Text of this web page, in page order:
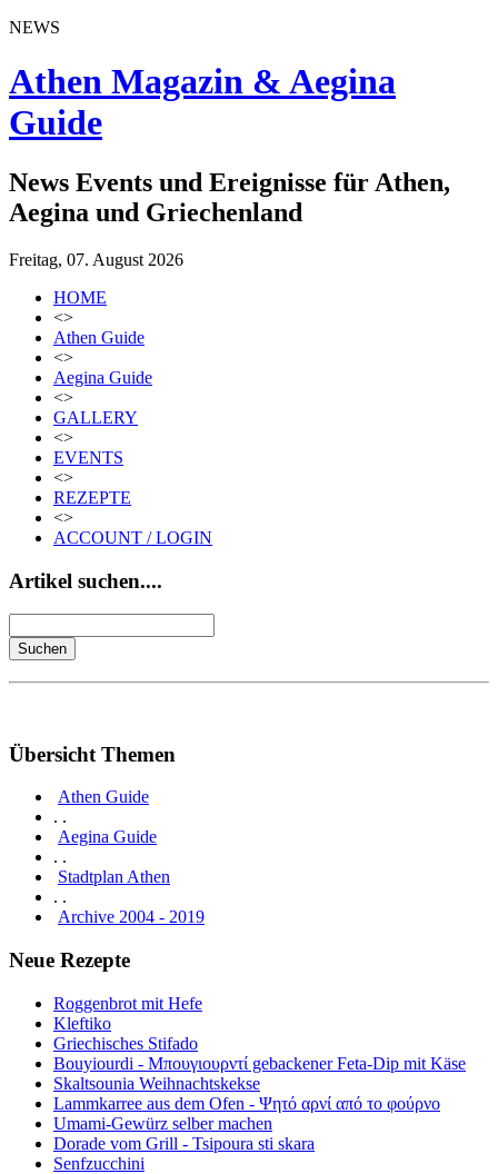
NEWS
Athen Magazin & Aegina
Guide
News Events und Ereignisse für Athen,
Aegina und Griechenland
Freitag, 07. August 2026
HOME
<>
Athen Guide
<>
Aegina Guide
<>
GALLERY
<>
EVENTS
<>
REZEPTE
<>
ACCOUNT / LOGIN
Artikel suchen....
Übersicht Themen
Athen Guide
. .
Aegina Guide
. .
Stadtplan Athen
. .
Archive 2004 - 2019
Neue Rezepte
Roggenbrot mit Hefe
Kleftiko
Griechisches Stifado
Bouyiourdi - Μπουγιουρντί gebackener Feta-Dip mit Käse
Skaltsounia Weihnachtskekse
Lammkarree aus dem Ofen - Ψητό αρνί από το φούρνο
Umami-Gewürz selber machen
Dorade vom Grill - Tsipoura sti skara
Senfzucchini